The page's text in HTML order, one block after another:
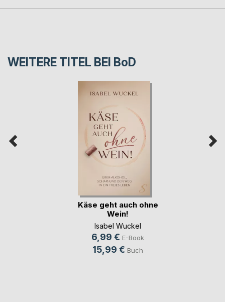
WEITERE TITEL BEI BoD
Käse geht auch ohne
Wein!
Isabel Wuckel
6,99 € E-Book
15,99 € Buch